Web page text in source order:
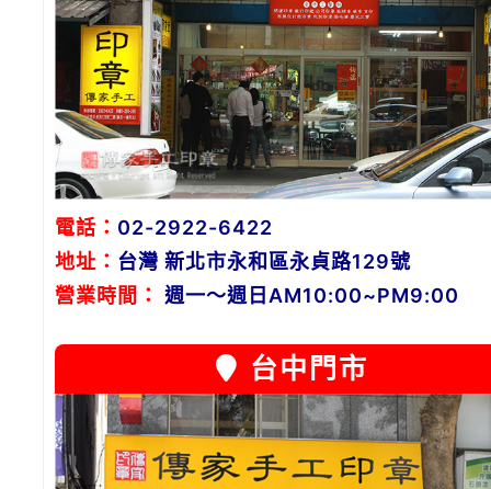
電話： 02-2922-6422
地址： 台灣 新北市永和區永貞路129號
營業時間：
週一～週日AM10:00~PM9:00
台中門市